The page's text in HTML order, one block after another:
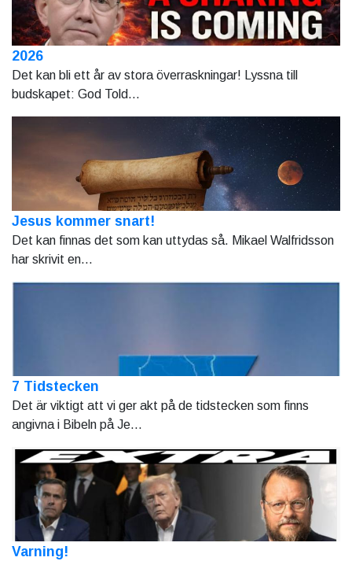
2026
Det kan bli ett år av stora överraskningar! Lyssna till
budskapet: God Told...
Jesus kommer snart!
Det kan finnas det som kan uttydas så. Mikael Walfridsson
har skrivit en...
7 Tidstecken
Det är viktigt att vi ger akt på de tidstecken som finns
angivna i Bibeln på Je...
Varning!